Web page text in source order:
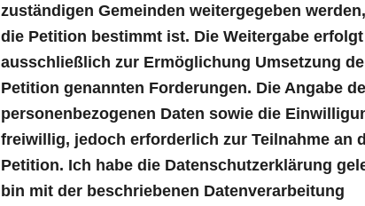
zuständigen Gemeinden weitergegeben
die Petition bestimmt ist. Die Weitergabe erfolgt
ausschließlich zur Ermöglichung Umsetzung
Petition genannten Forderungen. Die Angabe
personenbezogenen Daten sowie die
freiwillig, jedoch erforderlich zur Teilnahme an
Petition. Ich habe die Datenschutzerklärung
bin mit der beschriebenen Datenverarbeitung